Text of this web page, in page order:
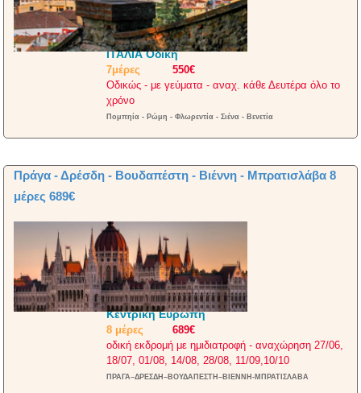
ΙΤΑΛΙΑ Οδική
7μέρες
550€
Οδικώς - με γεύματα - αναχ. κάθε Δευτέρα όλο το
χρόνο
Πομπηία - Ρώμη - Φλωρεντία - Σιένα - Βενετία
Πράγα - Δρέσδη - Βουδαπέστη - Βιέννη - Μπρατισλάβα 8
μέρες 689€
Κεντρική Ευρώπη
8 μέρες
689€
οδική εκδρομή με ημιδιατροφή - αναχώρηση 27/06,
18/07, 01/08, 14/08, 28/08, 11/09,10/10
ΠΡΑΓΑ–ΔΡΕΣΔΗ–ΒΟΥΔΑΠΕΣΤΗ–ΒΙΕΝΝΗ-ΜΠΡΑΤΙΣΛΑΒΑ